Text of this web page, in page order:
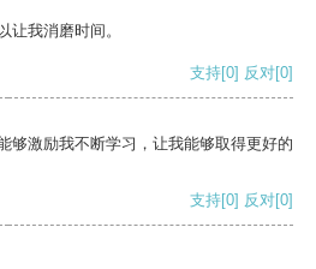
让我消磨时间。
支持[0] 反对[0]
够激励我不断学习，让我能够取得更好的
支持[0] 反对[0]